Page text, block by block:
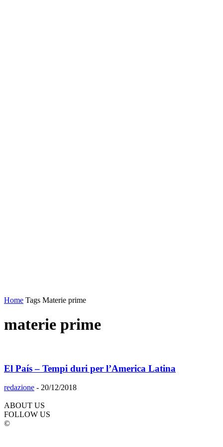
Home Tags Materie prime
materie prime
El País – Tempi duri per l’America Latina
redazione - 20/12/2018
ABOUT US
FOLLOW US
©